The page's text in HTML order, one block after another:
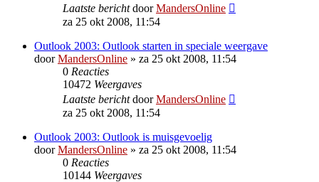
Laatste berichtdoorMandersOnline
za 25 okt 2008, 11:54
Outlook 2003: Outlook starten in speciale weergave
doorMandersOnline » za 25 okt 2008, 11:54
0 Reacties
10472 Weergaves
Laatste berichtdoorMandersOnline
za 25 okt 2008, 11:54
Outlook 2003: Outlook is muisgevoelig
doorMandersOnline » za 25 okt 2008, 11:54
0 Reacties
10144 Weergaves